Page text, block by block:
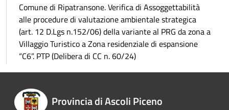
Comune di Ripatransone. Verifica di Assoggettabilità
alle procedure di valutazione ambientale strategica
(art. 12 D.Lgs n.152/06) della variante al PRG da zona a
Villaggio Turistico a Zona residenziale di espansione
“C6”. PTP (Delibera di CC n. 60/24)
Provincia di Ascoli Piceno